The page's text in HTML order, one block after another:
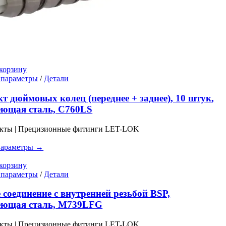
Этот
имеет
несколько
вариаций.
можно
на
/ Детали
дюймовых колец (переднее + заднее), 10 штук,
сталь, C760LS
| Прецизионные фитинги LET-LOK
→
Этот
имеет
несколько
вариаций.
/ Детали
с внутренней резьбой BSP,
сталь, M739LFG
| Прецизионные фитинги LET-LOK